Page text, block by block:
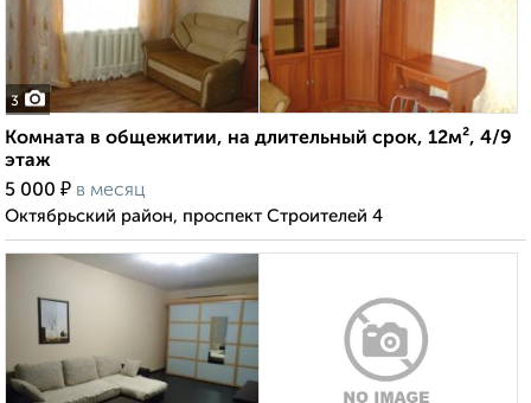
3
Комната в общежитии, на длительный срок, 12м², 4/9
этаж
5 000 ₽ в месяц
Октябрьский район, проспект Строителей 4